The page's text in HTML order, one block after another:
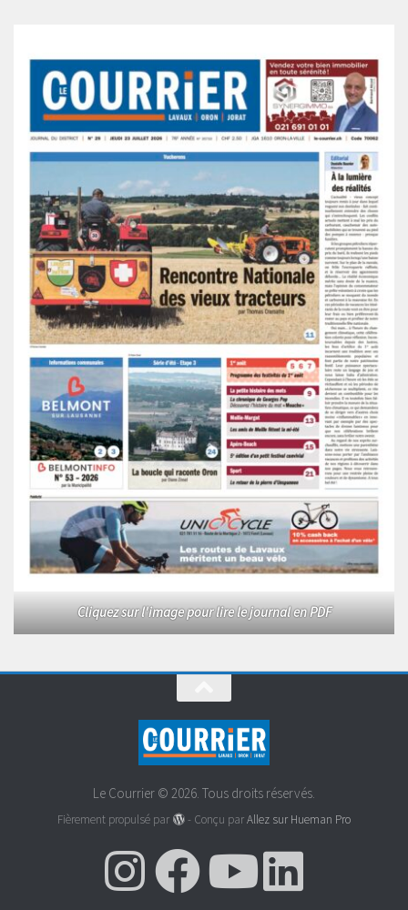
Cliquez sur l'image pour lire le journal en PDF
Le Courrier © 2026. Tous droits réservés.
Fièrement propulsé par - Conçu parAllez sur Hueman Pro